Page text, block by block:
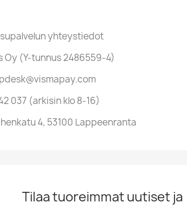
yhteystiedot
Oy (Y-tunnus 2486559-4)
037 (arkisin klo 8-16)
4, 53100 Lappeenranta
Tilaa tuoreimmat uutiset ja